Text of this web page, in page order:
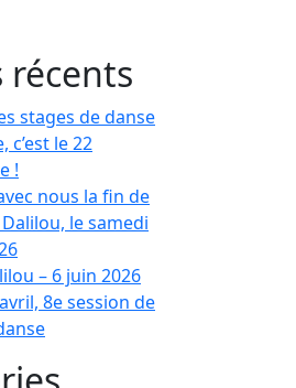
récents
stages de danse
c’est le 22
!
nous la fin de
le samedi
– 6 juin 2026
8e session de